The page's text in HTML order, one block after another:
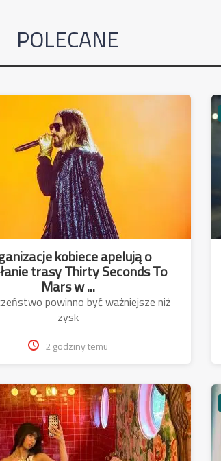
POLECANE
kobiece apelują o
trasy Thirty Seconds To
Mars w ...
powinno być ważniejsze niż
zysk
2 godziny temu